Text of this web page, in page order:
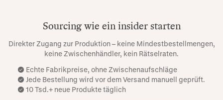
Sourcing wie ein insider starten
Direkter Zugang zur Produktion – keine Mindestbestellmengen,
keine Zwischenhändler, kein Rätselraten.
Echte Fabrikpreise, ohne Zwischenaufschläge
Jede Bestellung wird vor dem Versand manuell geprüft.
10 Tsd.+ neue Produkte täglich